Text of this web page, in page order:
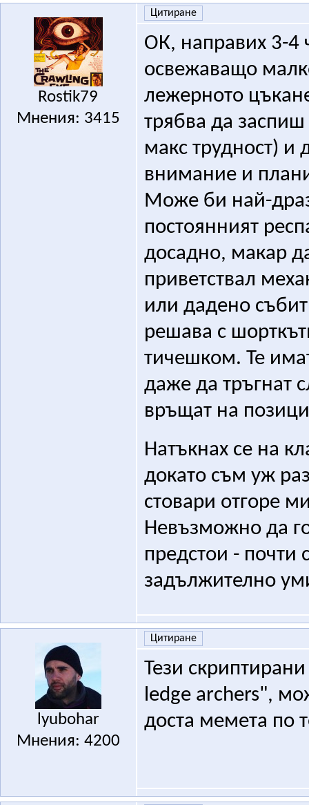
Rostik79
Мнения: 3415
Цитиране
ОК, направих 3-4
освежаващо
лежерното
трябва да
макс трудност) и
внимание и
Може би най-
постоянният
досадно, макар
приветствал
или дадено
решава с
тичешком. Те
даже да тръгнат
връщат на
Натъкнах се на
докато съм уж
стовари отгоре
Невъзможно да
предстои - почти
задължително
lyubohar
Мнения: 4200
Цитиране
Тези
ledge archers",
доста мемета по